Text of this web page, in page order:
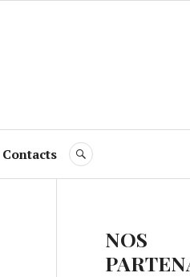
Contacts RECHERCHE
NOS